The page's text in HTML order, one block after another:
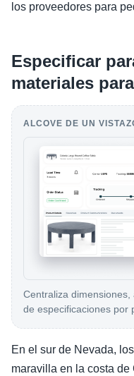
los proveedores para
Especificar
materiales
ALCOVE DE UN
Centraliza
de especificaciones por
En el sur de Nevada,
maravilla en la costa de